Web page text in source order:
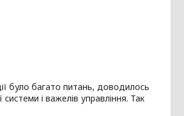
було багато питань, доводилось
і важелів управління. Так